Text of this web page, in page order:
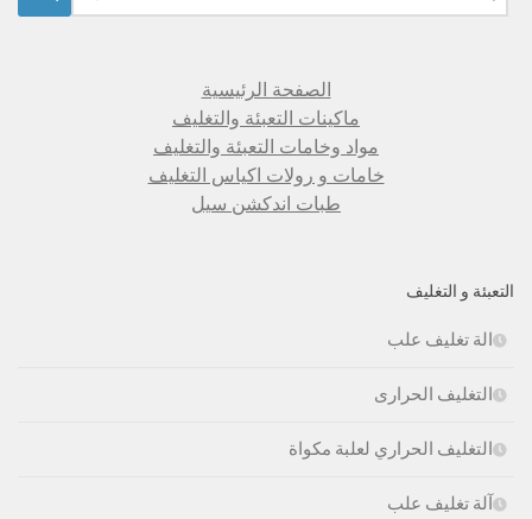
عن:
الصفحة الرئيسية
ماكينات التعبئة والتغليف
مواد وخامات التعبئة والتغليف
خامات و رولات اكياس التغليف
طبات اندكشن سيل
التعبئة و التغليف
الة تغليف علب
التغليف الحرارى
التغليف الحراري لعلبة مكواة
آلة تغليف علب